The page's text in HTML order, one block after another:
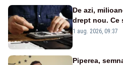
De azi,
drept nou. Ce
un produs
1 aug. 2026, 09:37
Piperea,